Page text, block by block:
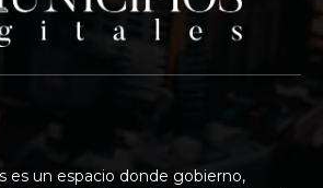
es un espacio donde gobierno,